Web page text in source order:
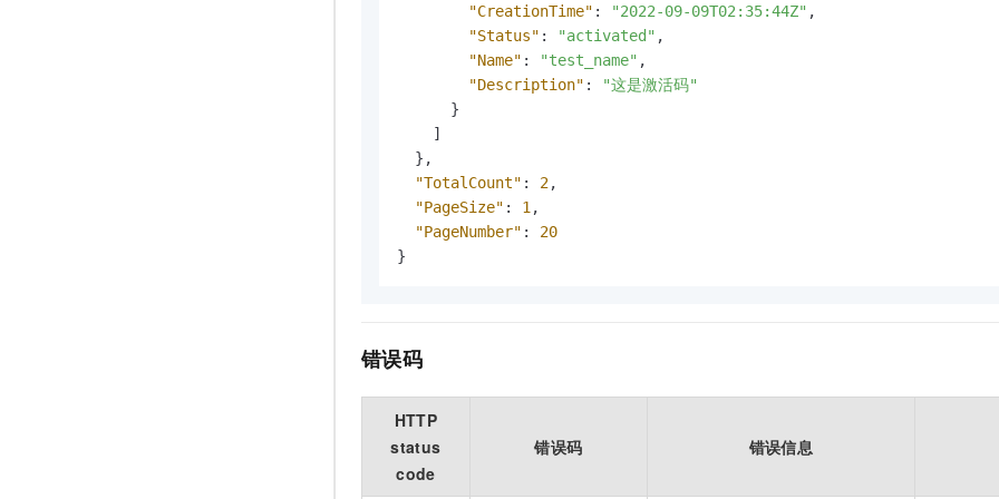
"CreationTime" : "2022-09-09T02:35:44Z" ,
"Status" : "activated" ,
"Name" : "test_name" ,
"Description" :
"这是激活码"
}
]
} ,
"TotalCount" : 2,
"PageSize" : 1 ,
"PageNumber" :
20
}
错误码
HTTP
status
code
错误码 错误信息